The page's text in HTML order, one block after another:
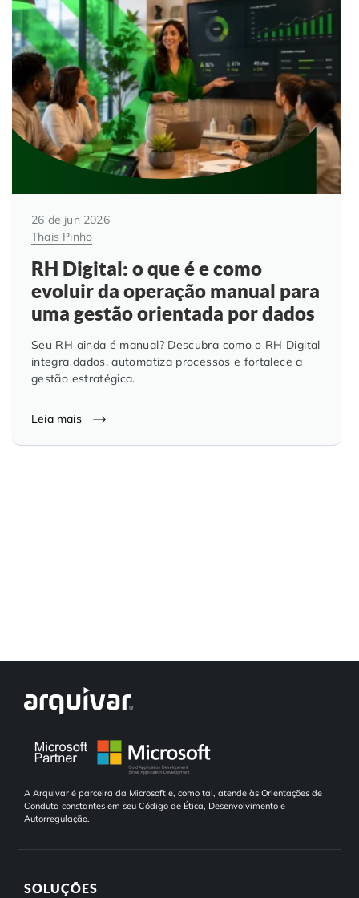
Automação de Processos
Educação Corporativa
Gerenciamento de NF-e
Adequação à LGPD
Assinatura Digital
Auditoria de Processos
Transformação Digital
Controle e Organização de Documentos Físicos
Guarda de Documentos
Hospitais e Clínicas
Instituições de Ensino
Departamento Pessoal
Departamento Financeiro
Cooperativas
Cases de Sucesso
Nossas Unidades
Blog
Trabalhe Conosco
O QUE NOS DIFERENCIA? DESCUBRA
26 de jun 2026
Thais Pinho
RH Digital: o que é e como
evoluir da operação manual para
uma gestão orientada por dados
Seu RH ainda é manual? Descubra como o RH Digital
integra dados, automatiza processos e fortalece a
gestão estratégica.
Leia mais
A Arquivar é parceira da Microsoft e, como tal, atende às Orientações de
Conduta constantes em seu Código de Ética, Desenvolvimento e
Autorregulação.
SOLUÇÕES